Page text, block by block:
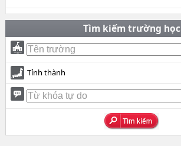
Tìm kiếm trường học
Tỉnh thành